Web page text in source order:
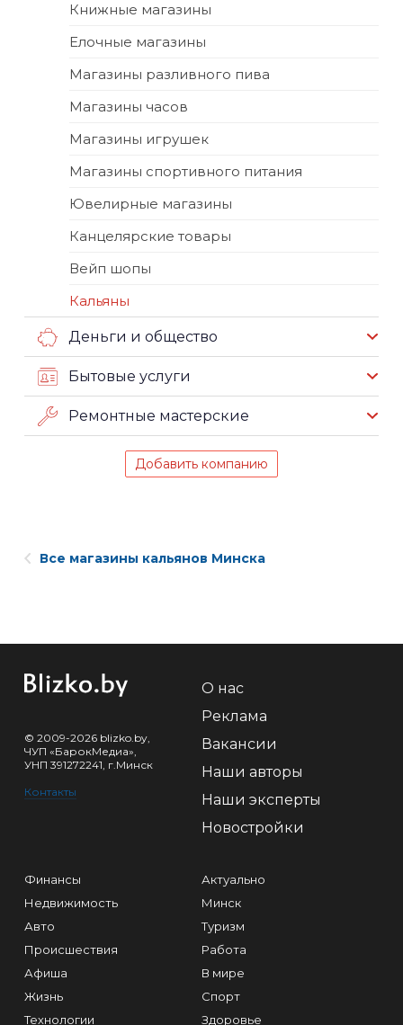
Книжные магазины
Елочные магазины
Магазины разливного пива
Магазины часов
Магазины игрушек
Магазины спортивного питания
Ювелирные магазины
Канцелярские товары
Вейп шопы
Кальяны
Деньги и общество
Бытовые услуги
Ремонтные мастерские
Добавить компанию
Все магазины кальянов Минска
© 2009-2026 blizko.by,
ЧУП «БарокМедиа»,
УНП 391272241, г.Минск
Контакты
О нас
Реклама
Вакансии
Наши авторы
Наши эксперты
Новостройки
Финансы
Недвижимость
Авто
Происшествия
Афиша
Жизнь
Технологии
Актуально
Минск
Туризм
Работа
В мире
Спорт
Здоровье